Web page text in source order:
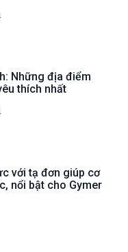
Những địa điểm
thích nhất
với tạ đơn giúp cơ
nổi bật cho Gymer